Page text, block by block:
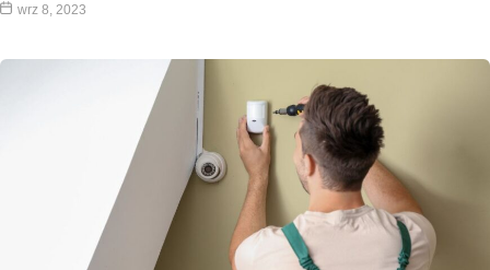
wrz 8, 2023